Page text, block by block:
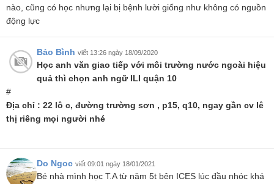
nào, cũng có học nhưng lại bị bệnh lười giống như không có nguồn
động lực
Bảo Bình viết 13:26 ngày 18/09/2020
Học anh văn giao tiếp với môi trường nước ngoài hiệu
quả thì chọn anh ngữ ILI quận 10
#
Địa chỉ : 22 lô c, đường trường sơn , p15, q10, ngay gần cv lê
thị riêng mọi người nhé
Do Ngoc viết 09:01 ngày 18/01/2021
Bé nhà mình học T.A từ năm 5t bên ICES lúc đầu nhóc khá